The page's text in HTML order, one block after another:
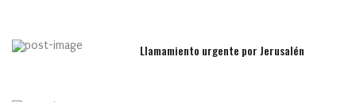
Llamamiento urgente por Jerusalén